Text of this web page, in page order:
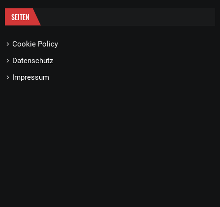
SEITEN
Cookie Policy
Datenschutz
Impressum